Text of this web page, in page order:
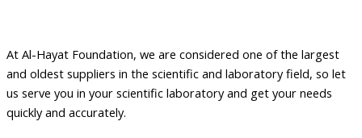
At Al-Hayat Foundation, we are considered one of the largest
and oldest suppliers in the scientific and laboratory field, so let
us serve you in your scientific laboratory and get your needs
quickly and accurately.